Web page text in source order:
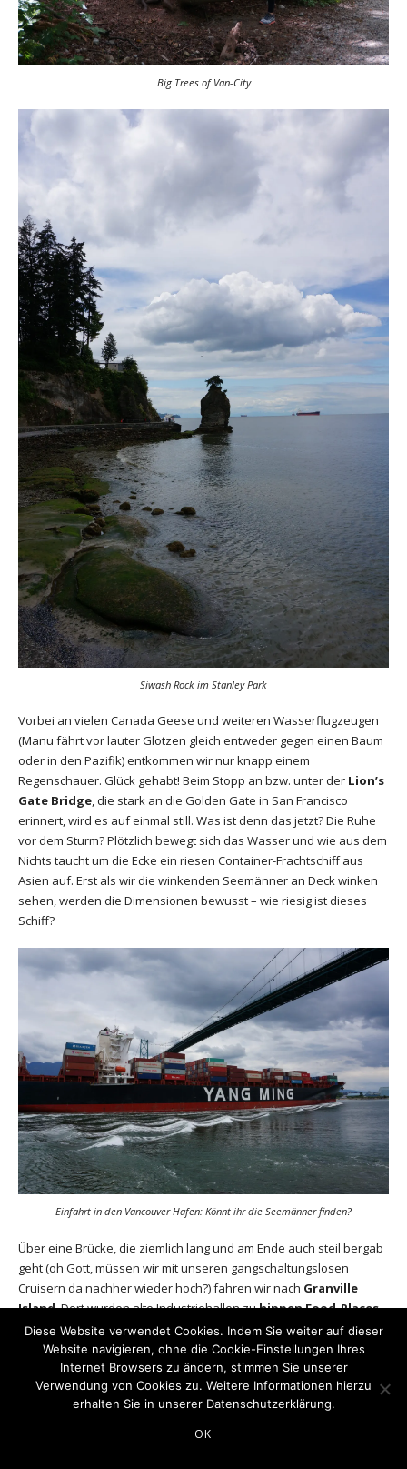
Big Trees of Van-City
Siwash Rock im Stanley Park
Vorbei an vielen Canada Geese und weiteren Wasserflugzeugen
(Manu fährt vor lauter Glotzen gleich entweder gegen einen Baum
oder in den Pazifik) entkommen wir nur knapp einem
Regenschauer. Glück gehabt! Beim Stopp an bzw. unter der Lion’s
Gate Bridge, die stark an die Golden Gate in San Francisco
erinnert, wird es auf einmal still. Was ist denn das jetzt? Die Ruhe
vor dem Sturm? Plötzlich bewegt sich das Wasser und wie aus dem
Nichts taucht um die Ecke ein riesen Container-Frachtschiff aus
Asien auf. Erst als wir die winkenden Seemänner an Deck winken
sehen, werden die Dimensionen bewusst – wie riesig ist dieses
Schiff?
Einfahrt in den Vancouver Hafen: Könnt ihr die Seemänner finden?
Über eine Brücke, die ziemlich lang und am Ende auch steil bergab
geht (oh Gott, müssen wir mit unseren gangschaltungslosen
Cruisern da nachher wieder hoch?) fahren wir nach Granville
Island. Dort wurden alte Industriehallen zuhippen Food-Places
und kleinen Kunstlädchen umgebaut. In der riesigen Markthalle
kaufen wir Brötchen, Käse und Proscioutto und sitzen draußen auf
der Terrasse zum People-Watching.
Diese Website verwendet Cookies. Indem Sie weiter auf dieser
Website navigieren, ohne die Cookie-Einstellungen Ihres
Internet Browsers zu ändern, stimmen Sie unserer
Verwendung von Cookies zu. Weitere Informationen hierzu
erhalten Sie in unserer Datenschutzerklärung.
OK